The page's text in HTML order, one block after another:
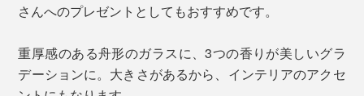
さんへのプレゼントとしてもおすすめです。
重厚感のある舟形のガラスに、3つの香りが美しいグラ
デーションに。大きさがあるから、インテリアのアクセ